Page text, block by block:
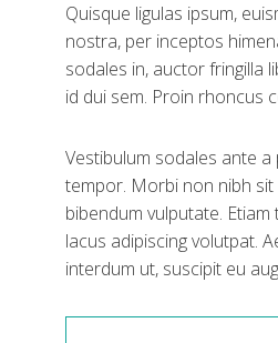
Quisque ligulas ipsum,
nostra, per inceptos
sodales in, auctor fringilla
id dui sem. Proin rhoncus
Vestibulum sodales ante
tempor. Morbi non nibh
bibendum vulputate.
lacus adipiscing volutpat.
interdum ut, suscipit eu